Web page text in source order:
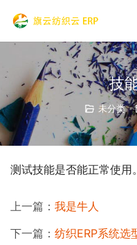
技
未分类
测试技能是否能正常使用。
上一篇： 我是牛人
下一篇： 纺织ERP系统选